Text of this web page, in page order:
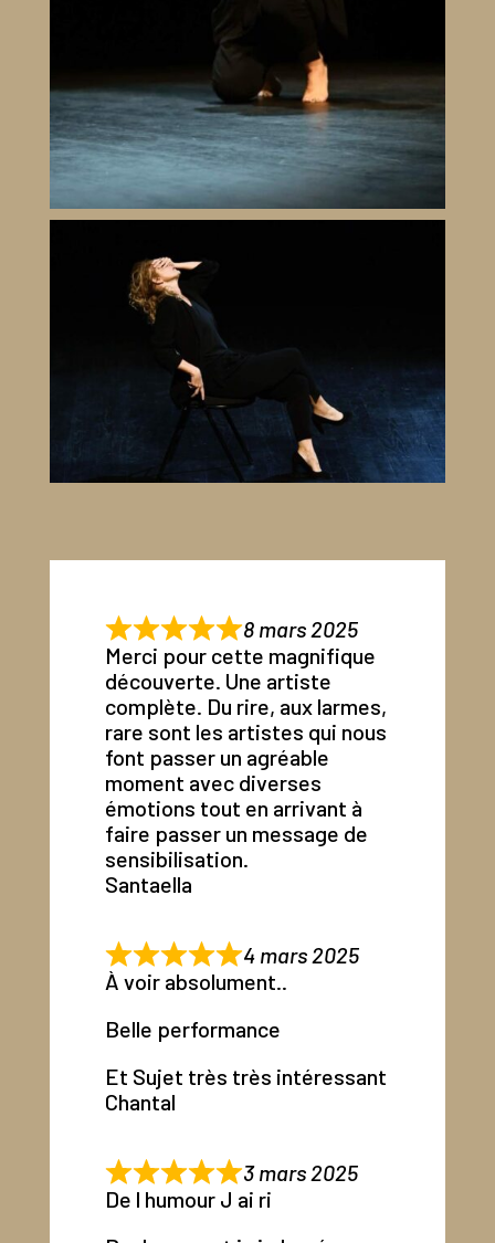
8 mars 2025
Merci pour cette magnifique
découverte. Une artiste
complète. Du rire, aux larmes,
rare sont les artistes qui nous
font passer un agréable
moment avec diverses
émotions tout en arrivant à
faire passer un message de
sensibilisation.
Santaella
4 mars 2025
À voir absolument..
Belle performance
Et Sujet très très intéressant
Chantal
3 mars 2025
De l humour J ai ri